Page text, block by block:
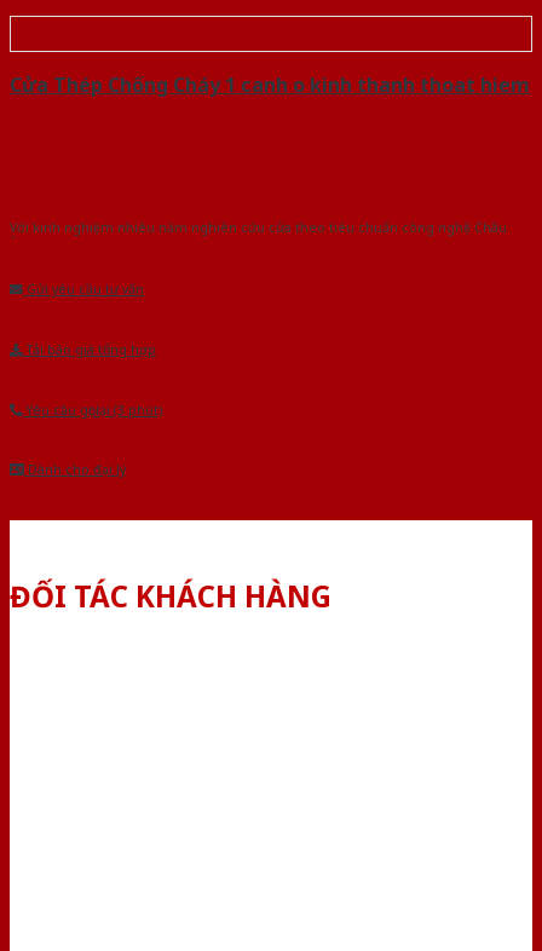
Cửa Thép Chống Cháy 1 canh o kinh thanh thoat hiem
Với kinh nghiệm nhiêu năm nghiên cứu cửa theo tiêu chuẩn công nghệ Châu
Âu.Chúng tôi tự tin là nhà sản xuất & cung cấp hàng đầu tại Việt Nam!
Gửi yêu cầu tư vấn
Tải báo giá tổng hợp
Yêu cầu gọi lại (3 phút)
Dành cho đại lý
ĐỐI TÁC KHÁCH HÀNG